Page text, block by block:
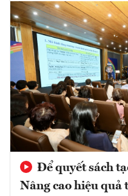
Để quyết sách
Nâng cao hiệu quả